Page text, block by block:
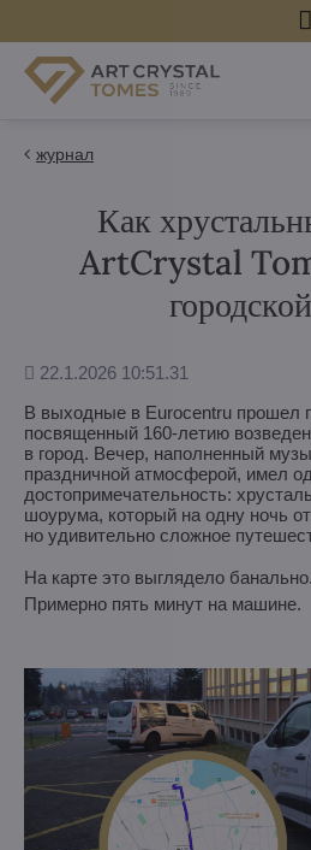
журнал
Как
ArtCrystal
Дополнено
22.1.2026 10:51.31
В выходные в Eurocentru прошел
посвященный 160-летию
в город. Вечер, наполненный
праздничной атмосферой, имел
достопримечательность:
шоурума, который на одну ночь
но удивительно сложное
На карте это выглядело
Примерно пять минут на машине.